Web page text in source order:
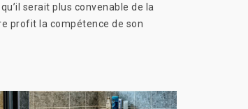
serait plus convenable de la
profit la compétence de son